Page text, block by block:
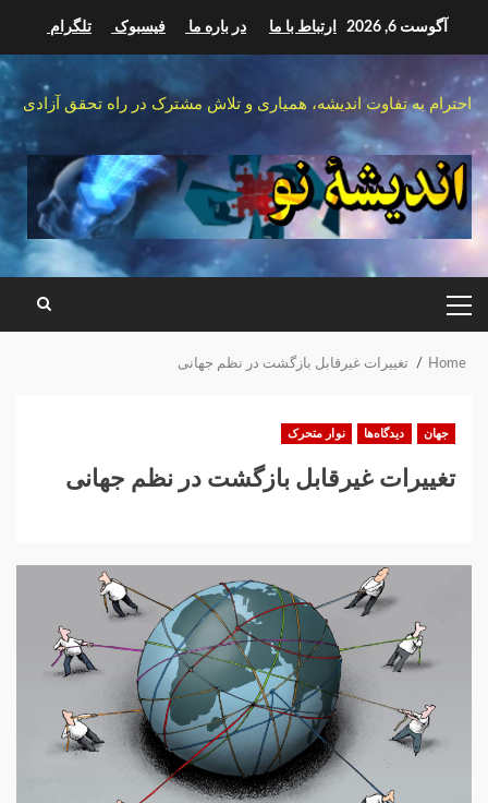
content
آگوست 6, 2026 ارتباط با ما در باره ما فیسبوک تلگرام
احترام به تفاوت اندیشه، همیاری و تلاش مشترک در راه تحقق آزادی
PRIMARY
MENU
Home تغییرات غیرقابل‌ بازگشت در نظم جهانی
جهان دیدگاه‌ها نوار متحرک
تغییرات غیرقابل‌ بازگشت در نظم جهانی